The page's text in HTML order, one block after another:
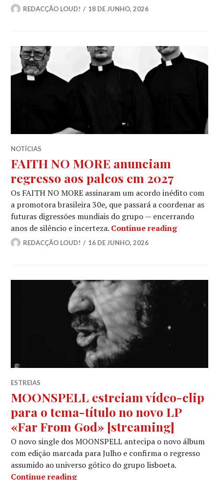
REDACÇÃO LOUD! 18 DE JUNHO, 2026
NOTÍCIAS
FAITH NO MORE anunciam
regresso aos palcos em 2027
Os FAITH NO MORE assinaram um acordo inédito com
a promotora brasileira 30e, que passará a coordenar as
futuras digressões mundiais do grupo — encerrando
anos de silêncio e incerteza. Continue readingFAITH NO
REDACÇÃO LOUD! 16 DE JUNHO, 2026
ESTREIAS
MOONSPELL estreiam vídeo-clip
para o tema-título no novo LP
«Far From God» [streaming]
O novo single dos MOONSPELL antecipa o novo álbum
com edição marcada para Julho e confirma o regresso
assumido ao universo gótico do grupo lisboeta.
Continue readingMOONSPELL estreiam vídeo-clip